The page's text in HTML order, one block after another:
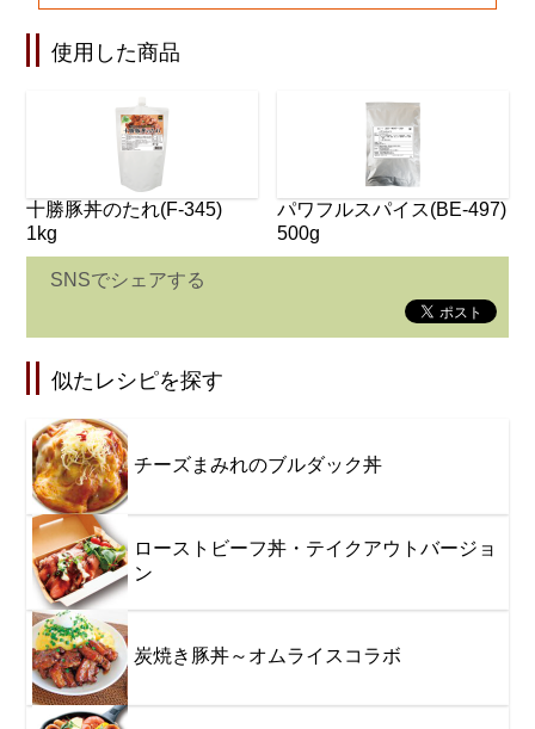
使用した商品
十勝豚丼のたれ(F-345)
1kg
パワフルスパイス(BE-497)
500g
SNSでシェアする
似たレシピを探す
チーズまみれのブルダック丼
ローストビーフ丼・テイクアウトバージョ
ン
炭焼き豚丼～オムライスコラボ